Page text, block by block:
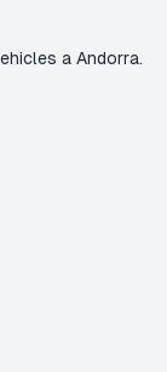
a Andorra.